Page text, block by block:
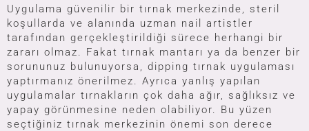
Uygulama güvenilir bir tırnak merkezinde, steril
koşullarda ve alanında uzman nail artistler
tarafından gerçekleştirildiği sürece herhangi bir
zararı olmaz. Fakat tırnak mantarı ya da benzer bir
sorununuz bulunuyorsa, dipping tırnak uygulaması
yaptırmanız önerilmez. Ayrıca yanlış yapılan
uygulamalar tırnakların çok daha ağır, sağlıksız ve
yapay görünmesine neden olabiliyor. Bu yüzen
seçtiğiniz tırnak merkezinin önemi son derece